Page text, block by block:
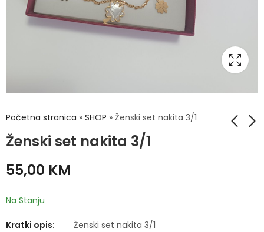
Početna stranica » SHOP » Ženski set nakita 3/1
Ženski set nakita 3/1
55,00 KM
Na Stanju
Kratki opis: Ženski set nakita 3/1